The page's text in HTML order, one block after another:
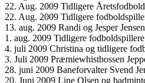
22. Aug. 2009 Tidligere
22. Aug. 2009 Tidligere
13. aug. 2009 Randi og Jesper
1. aug. 2009 Tidligere
4. juli 2009 Christina og tidligere
3. Juli 2009 Præmiewhistbossen
28. juni 2009 Baneforvalter Svend
20. Juni 2009 Line Olsen og